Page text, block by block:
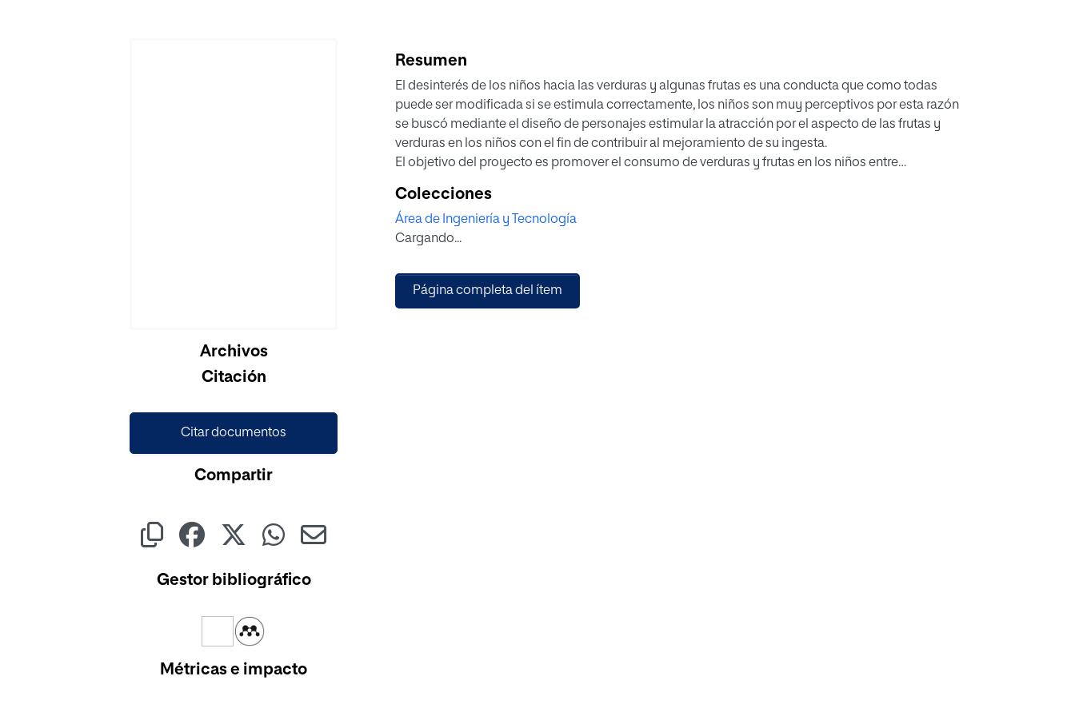
Archivos
Citación
Citar documentos
Compartir
Gestor bibliográfico
Métricas e impacto
Resumen
El desinterés de los niños hacia las verduras y algunas frutas es una conducta que como todas
puede ser modificada si se estimula correctamente, los niños son muy perceptivos por esta razón
se buscó mediante el diseño de personajes estimular la atracción por el aspecto de las frutas y
verduras en los niños con el fin de contribuir al mejoramiento de su ingesta.
El objetivo del proyecto es promover el consumo de verduras y frutas en los niños entre
neuroperceptivas; Se determinaron cuales son las características asociadas a los estímulos
visuales de frutas y verduras que se le presentaban a los niños con diferentes colores, como
parte de los resultados se comprendió que el uso de un estilo gráfico determinado permitiría
factores determinantes para la reacción positiva del niño sobre los alimentos.
Lo anterior quedó comprobado en la evaluación de las reacciones de los niños al entrar en
Colecciones
Área de Ingeniería y Tecnología
Cargando...
Página completa del ítem